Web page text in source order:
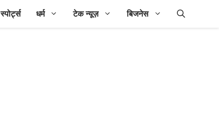
स्पोर्ट्स धर्म टेक न्यूज़ बिजनेस